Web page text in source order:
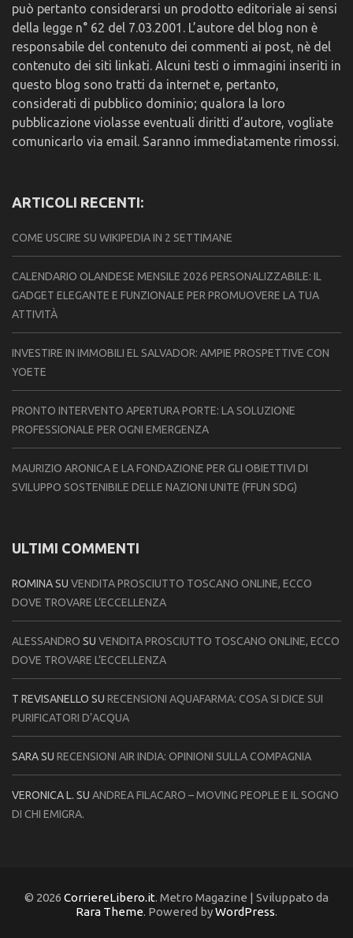
può pertanto considerarsi un prodotto editoriale ai sensi
della legge n° 62 del 7.03.2001. L’autore del blog non è
responsabile del contenuto dei commenti ai post, nè del
contenuto dei siti linkati. Alcuni testi o immagini inseriti in
questo blog sono tratti da internet e, pertanto,
considerati di pubblico dominio; qualora la loro
pubblicazione violasse eventuali diritti d’autore, vogliate
comunicarlo via email. Saranno immediatamente rimossi.
ARTICOLI RECENTI:
COME USCIRE SU WIKIPEDIA IN 2 SETTIMANE
CALENDARIO OLANDESE MENSILE 2026 PERSONALIZZABILE: IL
GADGET ELEGANTE E FUNZIONALE PER PROMUOVERE LA TUA
ATTIVITÀ
INVESTIRE IN IMMOBILI EL SALVADOR: AMPIE PROSPETTIVE CON
YOETE
PRONTO INTERVENTO APERTURA PORTE: LA SOLUZIONE
PROFESSIONALE PER OGNI EMERGENZA
MAURIZIO ARONICA E LA FONDAZIONE PER GLI OBIETTIVI DI
SVILUPPO SOSTENIBILE DELLE NAZIONI UNITE (FFUN SDG)
ULTIMI COMMENTI
ROMINASU VENDITA PROSCIUTTO TOSCANO ONLINE, ECCO
DOVE TROVARE L’ECCELLENZA
ALESSANDRO SU VENDITA PROSCIUTTO TOSCANO ONLINE, ECCO
DOVE TROVARE L’ECCELLENZA
T REVISANELLO SU RECENSIONI AQUAFARMA: COSA SI DICE SUI
PURIFICATORI D’ACQUA
SARASU RECENSIONI AIR INDIA: OPINIONI SULLA COMPAGNIA
VERONICA L. SU ANDREA FILACARO – MOVING PEOPLE E IL SOGNO
DI CHI EMIGRA.
© 2026 CorriereLibero.it. Metro Magazine | Sviluppato da
Rara Theme. Powered byWordPress.